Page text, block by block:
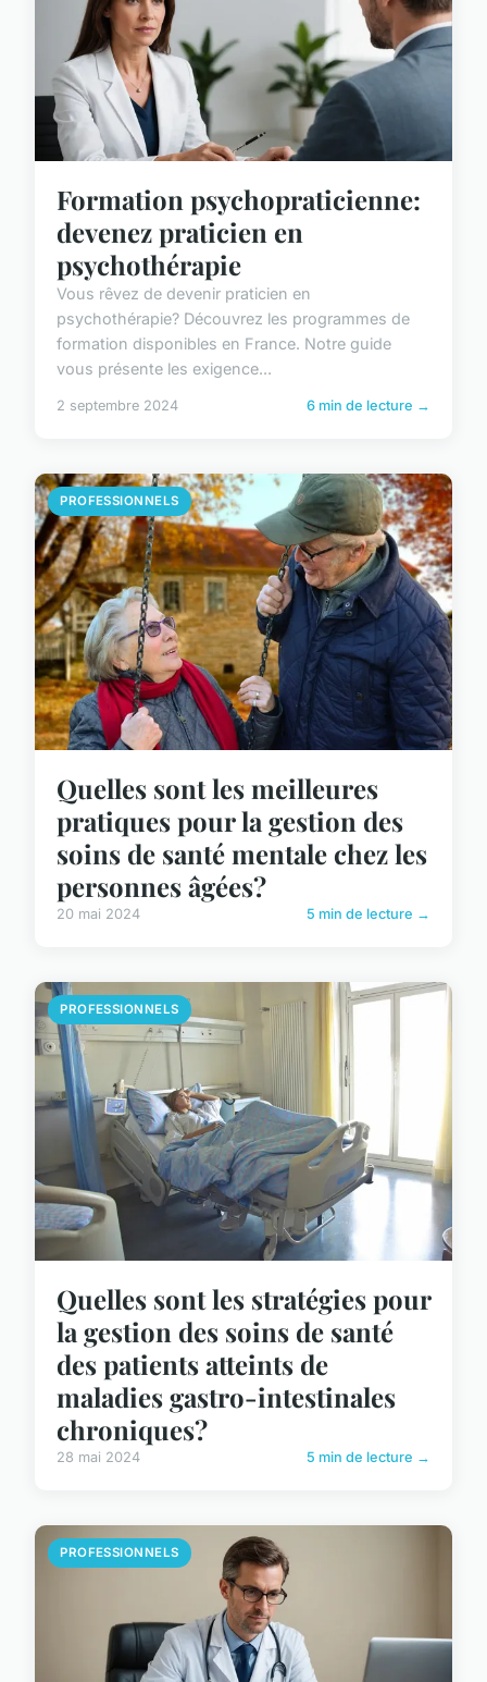
Formation psychopraticienne:
devenez praticien en
psychothérapie
Vous rêvez de devenir praticien en
psychothérapie? Découvrez les programmes de
formation disponibles en France. Notre guide
vous présente les exigence...
2 septembre 2024 6 min de lecture →
PROFESSIONNELS
Quelles sont les meilleures
pratiques pour la gestion des
soins de santé mentale chez les
personnes âgées?
20 mai 2024 5 min de lecture →
PROFESSIONNELS
Quelles sont les stratégies pour
la gestion des soins de santé
des patients atteints de
maladies gastro-intestinales
chroniques?
28 mai 2024 5 min de lecture →
PROFESSIONNELS